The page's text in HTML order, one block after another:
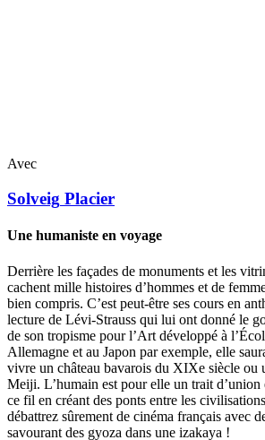
Avec
Solveig Placier
Une humaniste en voyage
Derrière les façades de monuments et les
cachent mille histoires d’hommes et de
bien compris. C’est peut-être ses cours en
lecture de Lévi-Strauss qui lui ont donné le
de son tropisme pour l’Art développé à
Allemagne et au Japon par exemple, elle
vivre un château bavarois du XIXe siècle ou
Meiji. L’humain est pour elle un trait
ce fil en créant des ponts entre les
débattrez sûrement de cinéma français avec
savourant des gyoza dans une izakaya !